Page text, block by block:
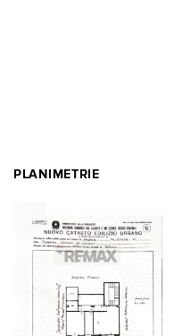
PLANIMETRIE